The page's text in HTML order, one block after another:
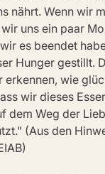
nährt. Wenn wir
uns ein paar
es beendet
Hunger gestillt.
erkennen, wie
wir dieses
dem Weg der
(Aus den